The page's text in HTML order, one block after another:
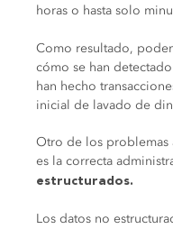
horas o hasta solo
Como resultado,
cómo se han
han hecho
inicial de lavado de
Otro de los problemas
es la correcta
estructurados.
Los datos no